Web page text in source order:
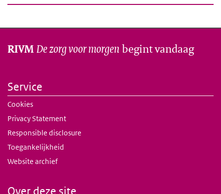
RIVMDe zorg voor morgen begint vandaag
Service
Cookies
Privacy Statement
Responsible disclosure
Toegankelijkheid
Website archief
Over deze site